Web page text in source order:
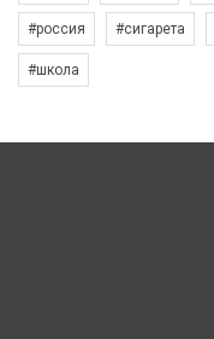
#россия #сигарета
#школа